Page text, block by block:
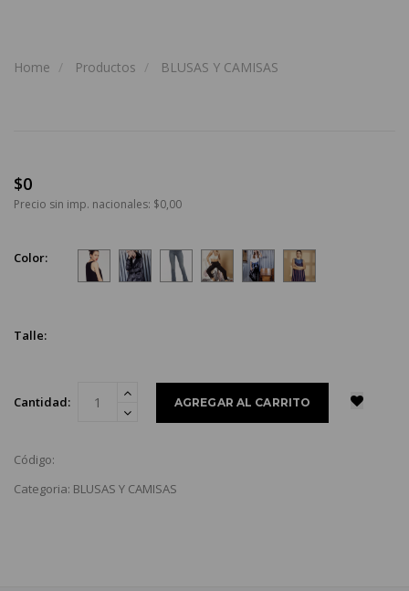
Home Productos BLUSAS Y CAMISAS
$0
Precio sin imp. nacionales: $0,00
Color:
Talle:
Cantidad:
Código:
Categoria: BLUSAS Y CAMISAS